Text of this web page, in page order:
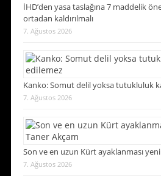
İHD’den yasa taslağına 7 maddelik
ortadan kaldırılmalı
7. Ağustos 2026
Kanko: Somut delil yoksa tutukluluk
7. Ağustos 2026
Son ve en uzun Kürt ayaklanması
7. Ağustos 2026